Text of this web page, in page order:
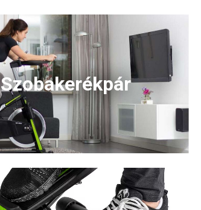
Szobakerékpár